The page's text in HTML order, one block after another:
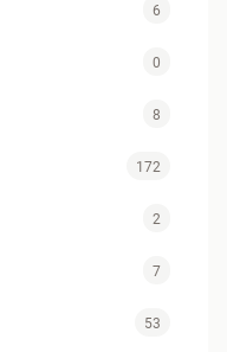
6
0
8
172
2
7
53